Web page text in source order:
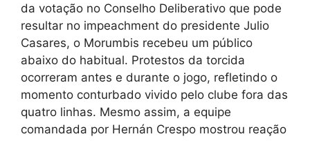
da votação no Conselho Deliberativo que pode
resultar no impeachment do presidente Julio
Casares, o Morumbis recebeu um público
abaixo do habitual. Protestos da torcida
ocorreram antes e durante o jogo, refletindo o
momento conturbado vivido pelo clube fora das
quatro linhas. Mesmo assim, a equipe
comandada por Hernán Crespo mostrou reação